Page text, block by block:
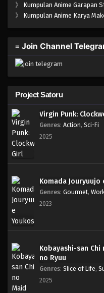
》 Kumpulan Anime Garapan
》 Kumpulan Anime Karya
≡ Join Channel
Project Satoru
Virgin Punk:
Genres: Action, Sci-Fi
2025
Komada Jouryuujo
Genres: Gourmet,
2023
Kobayashi-san
no Ryuu
Genres: Slice of Life,
2025